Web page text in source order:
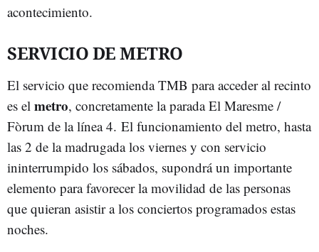
acontecimiento.
SERVICIO DE METRO
El servicio que recomienda TMB para acceder al recinto
es el metro, concretamente la parada El Maresme /
Fòrum de la línea 4. El funcionamiento del metro, hasta
las 2 de la madrugada los viernes y con servicio
ininterrumpido los sábados, supondrá un importante
elemento para favorecer la movilidad de las personas
que quieran asistir a los conciertos programados estas
noches.